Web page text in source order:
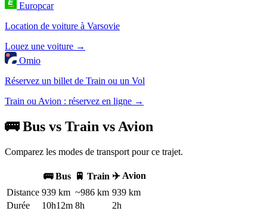
Europcar
Location de voiture à Varsovie
Louez une voiture →
Omio
Réservez un billet de Train ou un Vol
Train ou Avion : réservez en ligne →
🚌 Bus vs Train vs Avion
Comparez les modes de transport pour ce trajet.
🚌 Bus 🚆 Train ✈️ Avion
Distance 939 km ~986 km 939 km
Durée
10h12m 8h
2h